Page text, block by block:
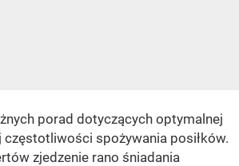
porad dotyczących optymalnej
częstotliwości spożywania posiłków.
zjedzenie rano śniadania